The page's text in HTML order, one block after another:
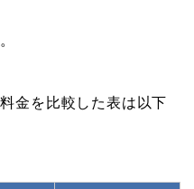
金を比較した表は以下